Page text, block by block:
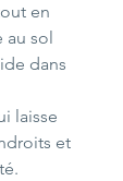
en
au sol
dans
laisse
et